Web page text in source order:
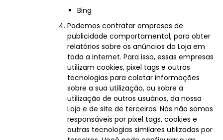
Bing
Podemos contratar empresas de
publicidade comportamental, para obter
relatórios sobre os anúncios da Loja em
toda a internet. Para isso, essas empresas
utilizam cookies, pixel tags e outras
tecnologias para coletar informações
sobre a sua utilização, ou sobre a
utilização de outros usuários, da nossa
Loja e de site de terceiros. Nós não somos
responsáveis por pixel tags, cookies e
outras tecnologias similares utilizadas por